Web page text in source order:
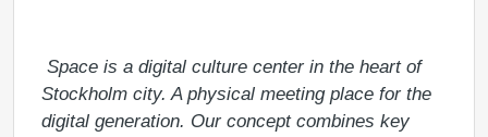
Stockholm city. A physical meeting place for the
digital generation. Our concept combines key